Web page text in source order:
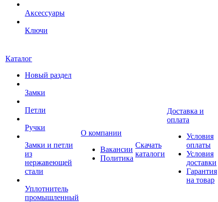
Аксессуары
Ключи
Каталог
Новый раздел
Замки
Петли
Ручки
Замки и петли
из
нержавеющей
стали
Уплотнитель
промышленный
О компании
Вакансии
Политика
Скачать
каталоги
Доставка и
оплата
Условия
оплаты
Условия
доставки
Гарантия
на товар